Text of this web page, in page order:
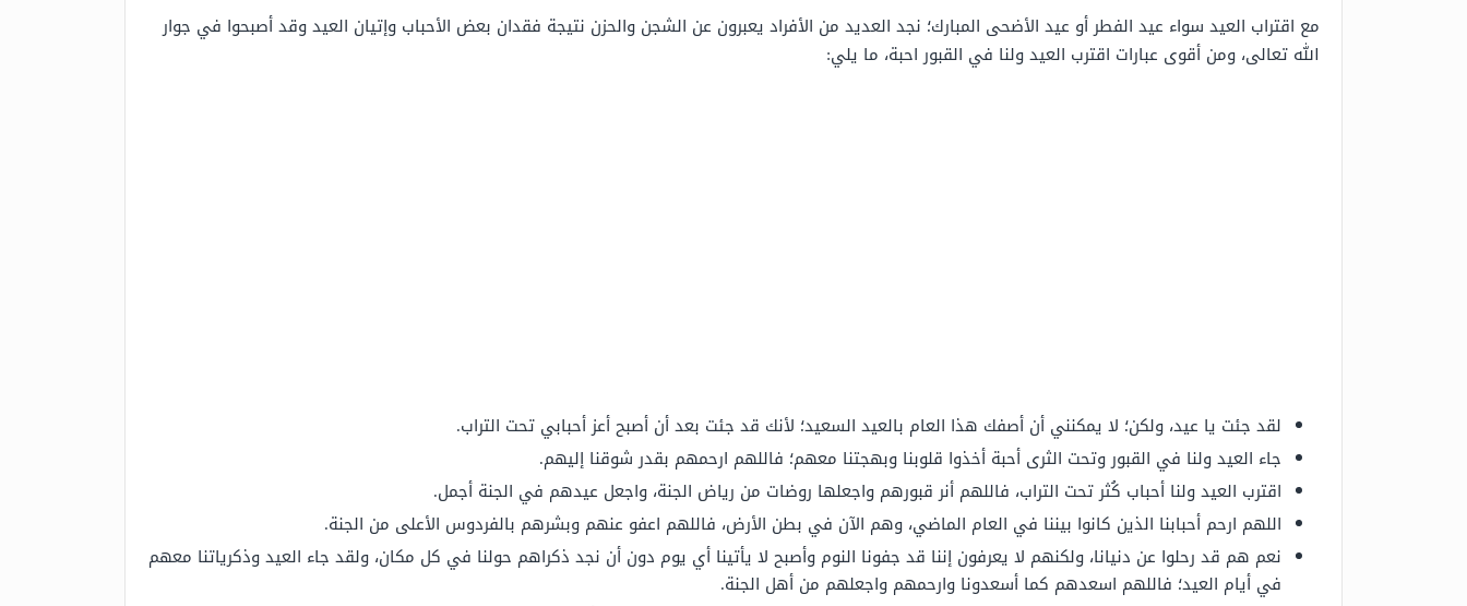
مع اقتراب العيد سواء عيد الفطر أو عيد الأضحى المبارك؛ نجد العديد من الأفراد يعبرون عن الشجن والحزن نتيجة فقدان بعض الأحباب وإتيان العيد وقد أصبحوا في جوار
الله تعالى، ومن أقوى عبارات اقترب العيد ولنا في القبور احبة، ما يلي:
لقد جئت يا عيد، ولكن؛ لا يمكنني أن أصفك هذا العام بالعيد السعيد؛ لأنك قد جئت بعد أن أصبح أعز أحبابي تحت التراب.
جاء العيد ولنا في القبور وتحت الثرى أحبة أخذوا قلوبنا وبهجتنا معهم؛ فاللهم ارحمهم بقدر شوقنا إليهم.
اقترب العيد ولنا أحباب كُثر تحت التراب، فاللهم أنر قبورهم واجعلها روضات من رياض الجنة، واجعل عيدهم في الجنة أجمل.
اللهم ارحم أحبابنا الذين كانوا بيننا في العام الماضي، وهم الآن في بطن الأرض، فاللهم اعفو عنهم وبشرهم بالفردوس الأعلى من الجنة.
نعم هم قد رحلوا عن دنيانا، ولكنهم لا يعرفون إننا قد جفونا النوم وأصبح لا يأتينا أي يوم دون أن نجد ذكراهم حولنا في كل مكان، ولقد جاء العيد وذكرياتنا معهم
في أيام العيد؛ فاللهم اسعدهم كما أسعدونا وارحمهم واجعلهم من أهل الجنة.